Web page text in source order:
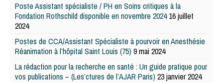
Poste Assistant spécialiste / PH en Soins critiques à la
Fondation Rothschild disponible en novembre 2024 16 juillet
2024
Postes de CCA/Assistant Spécialiste à pourvoir en Anesthésie
Réanimation à l’hôpital Saint Louis (75) 9 mai 2024
La rédaction pour la recherche en santé : Un guide pratique pour
vos publications – (Les’ctures de l’AJAR Paris) 23 janvier 2024